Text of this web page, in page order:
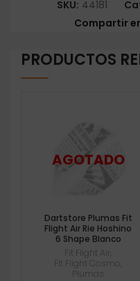
SKU: 44181
Compartir
PRODUCTOS
Dartstore Plumas Fit
Flight Air Rie Hoshino
6 Shape Blanco
Fit Flight Air
Fit Flight Cosmo
Plumas